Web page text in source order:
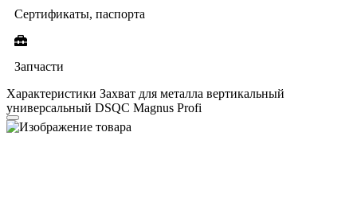
Сертификаты, паспорта
Запчасти
Характеристики Захват для металла вертикальный
универсальный DSQC Magnus Profi